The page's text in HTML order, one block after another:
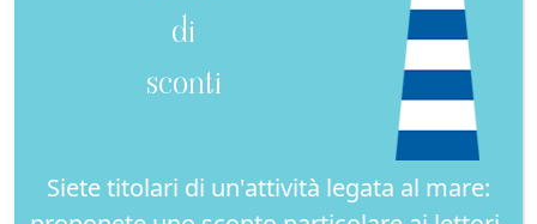
di
sconti
Siete titolari di un'attività legata al mare: